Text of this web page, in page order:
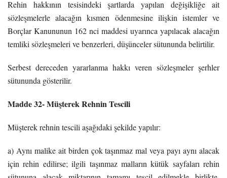
Rehin hakkının tesisindeki şartlarda yapılan değişikliğe ait
sözleşmelerle alacağın kısmen ödenmesine ilişkin istemler ve
Borçlar Kanununun 162 nci maddesi uyarınca yapılacak alacağın
temliki sözleşmeleri ve benzerleri, düşünceler sütununda belirtilir.
Serbest dereceden yararlanma hakkı veren sözleşmeler şerhler
sütununda gösterilir.
Madde 32- Müşterek Rehnin Tescili
Müşterek rehnin tescili aşağıdaki şekilde yapılır:
a) Aynı malike ait birden çok taşınmaz mal veya payı aynı alacak
için rehin edilirse; ilgili taşınmaz malların kütük sayfaları rehin